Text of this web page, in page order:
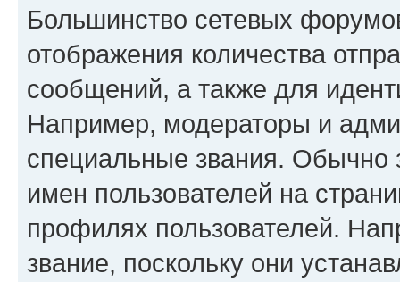
Большинство сетевых
отображения количества
сообщений, а также для
Например, модераторы и
специальные звания. Обычно
имен пользователей на
профилях пользователей.
звание, поскольку они